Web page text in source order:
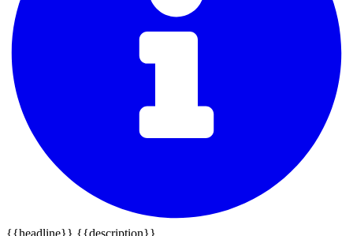
{{headline}} {{description}}